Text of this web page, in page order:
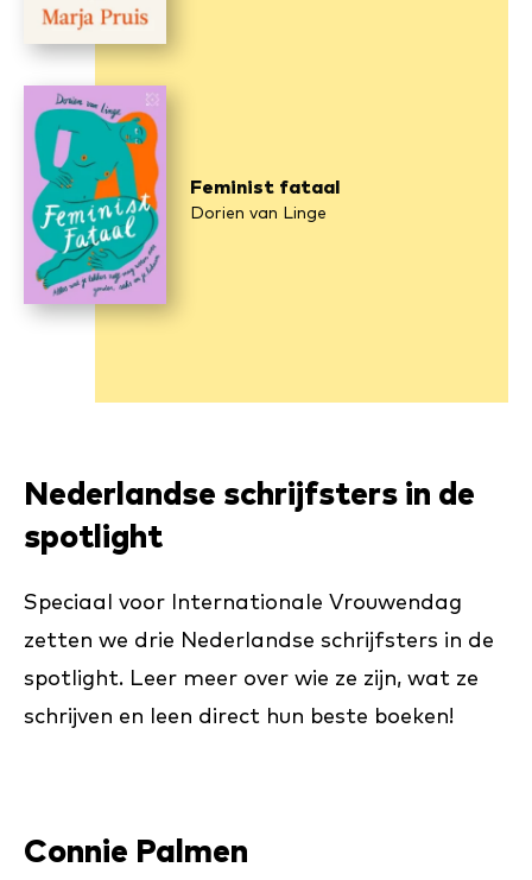
Feminist fataal
Dorien van Linge
Nederlandse schrijfsters in de
spotlight
Speciaal voor Internationale Vrouwendag
zetten we drie Nederlandse schrijfsters in de
spotlight. Leer meer over wie ze zijn, wat ze
schrijven en leen direct hun beste boeken!
Connie Palmen